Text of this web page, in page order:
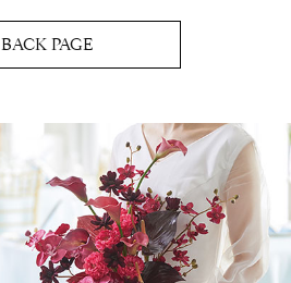
BACK PAGE